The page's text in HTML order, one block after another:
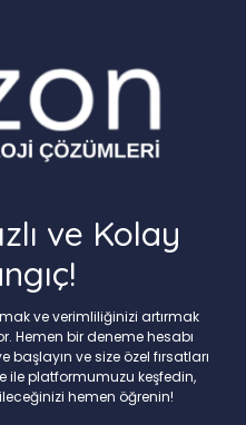
ve Kolay
ve verimliliğinizi artırmak
Hemen bir deneme hesabı
ve size özel fırsatları
ile platformumuzu keşfedin,
hemen öğrenin!